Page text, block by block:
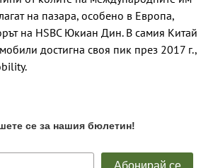
на пазара, особено в Европа,
на HSBC Юкиан Дин. В самия Китай
достигна своя пик през 2017 г.,